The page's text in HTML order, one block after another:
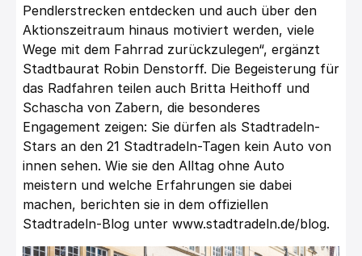
Pendlerstrecken entdecken und auch über den
Aktionszeitraum hinaus motiviert werden, viele
Wege mit dem Fahrrad zurückzulegen“, ergänzt
Stadtbaurat Robin Denstorff. Die Begeisterung für
das Radfahren teilen auch Britta Heithoff und
Schascha von Zabern, die besonderes
Engagement zeigen: Sie dürfen als Stadtradeln-
Stars an den 21 Stadtradeln-Tagen kein Auto von
innen sehen. Wie sie den Alltag ohne Auto
meistern und welche Erfahrungen sie dabei
machen, berichten sie in dem offiziellen
Stadtradeln-Blog unter www.stadtradeln.de/blog.